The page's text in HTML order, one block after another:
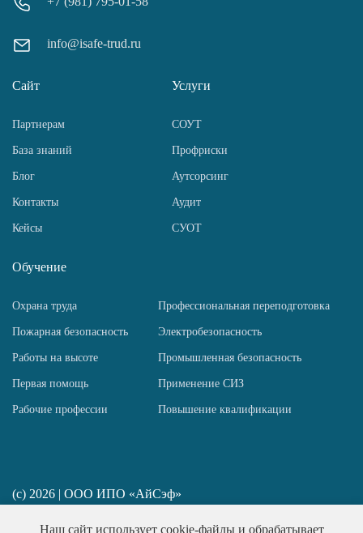
info@isafe-trud.ru
Сайт
Партнерам
База знаний
Блог
Контакты
Кейсы
Услуги
СОУТ
Профриски
Аутсорсинг
Аудит
СУОТ
Обучение
Охрана труда Профессиональная переподготовка
Пожарная безопасность Электробезопасность
Работы на высоте Промышленная безопасность
Первая помощь Применение СИЗ
Рабочие профессии Повышение квалификации
(c) 2026 | ООО ИПО «АйСэф»
Наш сайт использует cookie-файлы и обрабатывает